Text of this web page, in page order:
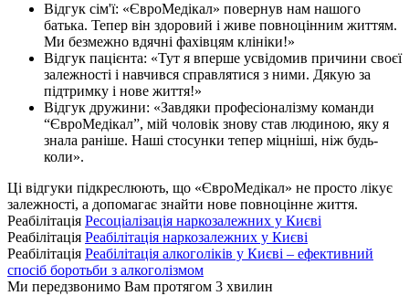
Відгук сім'ї: «ЄвроМедікал» повернув нам нашого
батька. Тепер він здоровий і живе повноцінним життям.
Ми безмежно вдячні фахівцям клініки!»
Відгук пацієнта: «Тут я вперше усвідомив причини своєї
залежності і навчився справлятися з ними. Дякую за
підтримку і нове життя!»
Відгук дружини: «Завдяки професіоналізму команди
“ЄвроМедікал”, мій чоловік знову став людиною, яку я
знала раніше. Наші стосунки тепер міцніші, ніж будь-
коли».
Ці відгуки підкреслюють, що «ЄвроМедікал» не просто лікує
залежності, а допомагає знайти нове повноцінне життя.
Реабілітація Ресоціалізація наркозалежних у Києві
Реабілітація Реабілітація наркозалежних у Києві
Реабілітація Реабілітація алкоголіків у Києві – ефективний
спосіб боротьби з алкоголізмом
Ми передзвонимо Вам протягом 3 хвилин